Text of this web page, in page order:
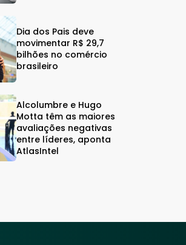
Dia dos Pais deve
movimentar R$ 29,7
bilhões no comércio
brasileiro
Alcolumbre e Hugo
Motta têm as maiores
avaliações negativas
entre líderes, aponta
AtlasIntel